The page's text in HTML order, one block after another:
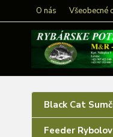
O nás Všeobecné
Black Cat
Feeder Rybolov